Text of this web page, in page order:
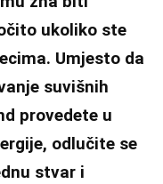
ukoliko ste
Umjesto da
suvišnih
provedete u
odlučite se
stvar i